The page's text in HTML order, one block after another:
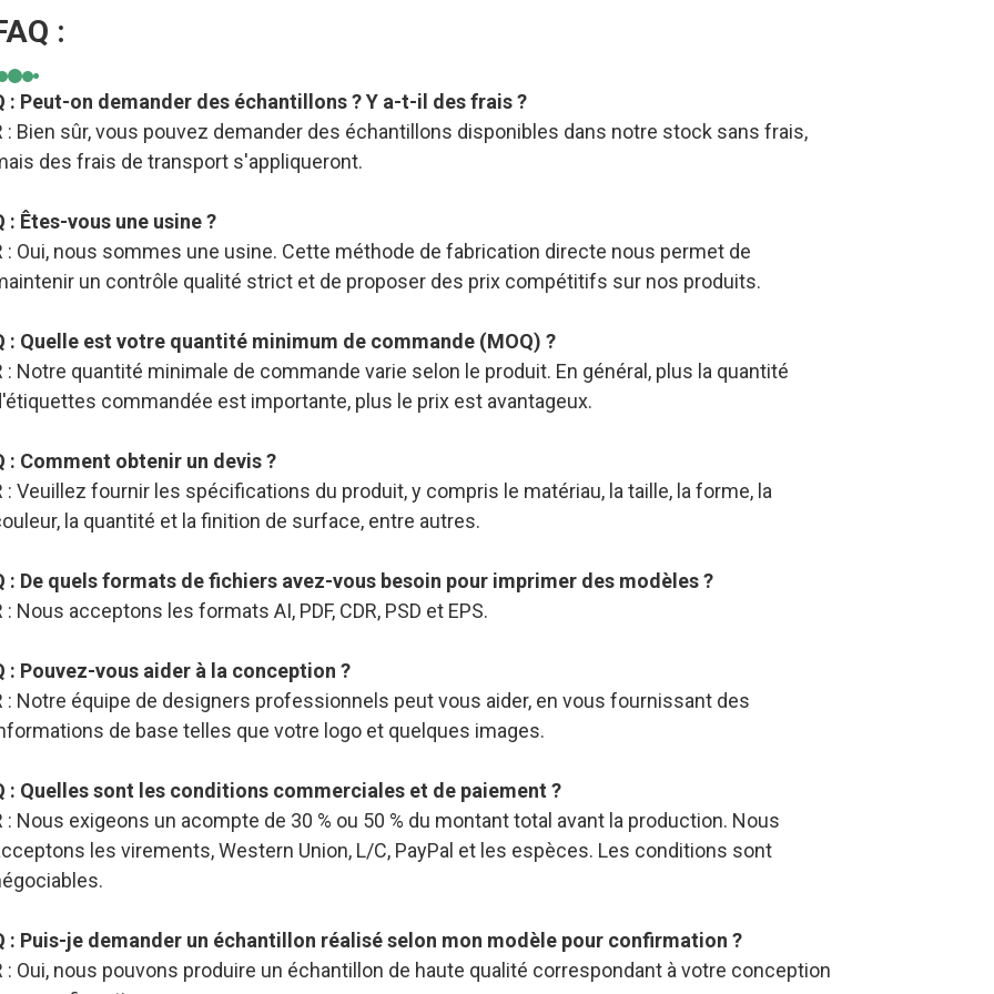
:
: Peut-on demander des échantillons ? Y a-t-il des frais ?
: Bien sûr, vous pouvez demander des échantillons disponibles dans notre stock sans frais,
des frais de transport s'appliqueront.
: Êtes-vous une usine ?
: Oui, nous sommes une usine. Cette méthode de fabrication directe nous permet de
un contrôle qualité strict et de proposer des prix compétitifs sur nos produits.
: Quelle est votre quantité minimum de commande (MOQ) ?
: Notre quantité minimale de commande varie selon le produit. En général, plus la quantité
commandée est importante, plus le prix est avantageux.
: Comment obtenir un devis ?
: Veuillez fournir les spécifications du produit, y compris le matériau, la taille, la forme, la
la quantité et la finition de surface, entre autres.
: De quels formats de fichiers avez-vous besoin pour imprimer des modèles ?
: Nous acceptons les formats AI, PDF, CDR, PSD et EPS.
: Pouvez-vous aider à la conception ?
: Notre équipe de designers professionnels peut vous aider, en vous fournissant des
de base telles que votre logo et quelques images.
: Quelles sont les conditions commerciales et de paiement ?
: Nous exigeons un acompte de 30 % ou 50 % du montant total avant la production. Nous
les virements, Western Union, L/C, PayPal et les espèces. Les conditions sont
: Puis-je demander un échantillon réalisé selon mon modèle pour confirmation ?
: Oui, nous pouvons produire un échantillon de haute qualité correspondant à votre conception